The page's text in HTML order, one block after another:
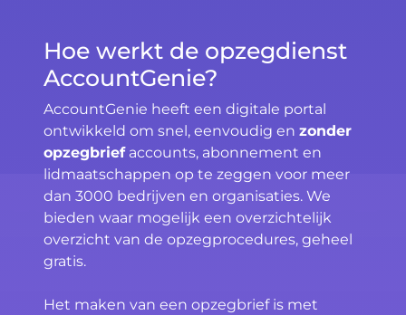
Hoe werkt de opzegdienst
AccountGenie?
AccountGenie heeft een digitale portal
ontwikkeld om snel, eenvoudig en zonder
opzegbriefaccounts, abonnement en
lidmaatschappen op te zeggen voor meer
dan 3000 bedrijven en organisaties. We
bieden waar mogelijk een overzichtelijk
overzicht van de opzegprocedures, geheel
gratis.
Het maken van een opzegbrief is met